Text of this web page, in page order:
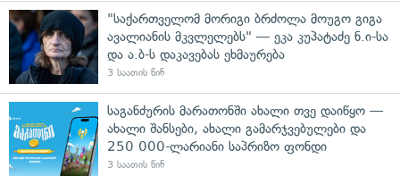
"საქართველომ მორიგი ბრძოლა მოუგო გიგა
ავალიანის მკვლელებს" — ეკა კუპატაძე ნ.ი-სა
და ა.ბ-ს დაკავებას ეხმაურება
3 საათის წინ
საგანძურის მარათონში ახალი თვე დაიწყო —
ახალი შანსები, ახალი გამარჯვებულები და
250 000-ლარიანი საპრიზო ფონდი
3 საათის წინ